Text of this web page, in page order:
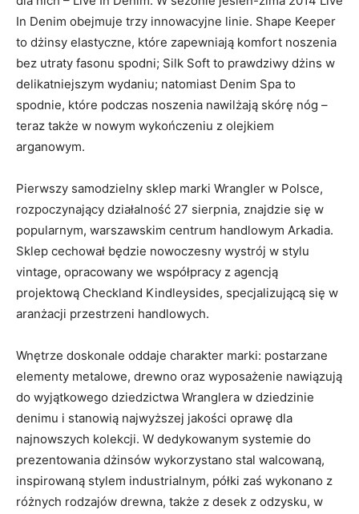
In Denim obejmuje trzy innowacyjne linie. Shape Keeper
to dżinsy elastyczne, które zapewniają komfort noszenia
bez utraty fasonu spodni; Silk Soft to prawdziwy dżins w
delikatniejszym wydaniu; natomiast Denim Spa to
spodnie, które podczas noszenia nawilżają skórę nóg –
teraz także w nowym wykończeniu z olejkiem
arganowym.
Pierwszy samodzielny sklep marki Wrangler w Polsce,
rozpoczynający działalność 27 sierpnia, znajdzie się w
popularnym, warszawskim centrum handlowym Arkadia.
Sklep cechował będzie nowoczesny wystrój w stylu
vintage, opracowany we współpracy z agencją
projektową Checkland Kindleysides, specjalizującą się w
aranżacji przestrzeni handlowych.
Wnętrze doskonale oddaje charakter marki: postarzane
elementy metalowe, drewno oraz wyposażenie nawiązują
do wyjątkowego dziedzictwa Wranglera w dziedzinie
denimu i stanowią najwyższej jakości oprawę dla
najnowszych kolekcji. W dedykowanym systemie do
prezentowania dżinsów wykorzystano stal walcowaną,
inspirowaną stylem industrialnym, półki zaś wykonano z
różnych rodzajów drewna, także z desek z odzysku, w